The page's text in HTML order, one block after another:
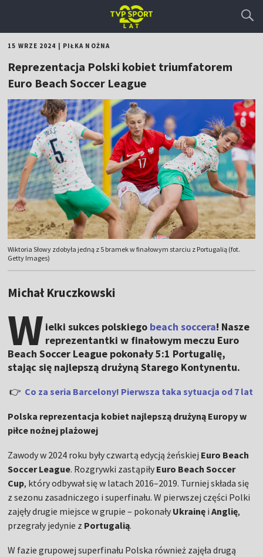
15 WRZE 2024 PIŁKA NOŻNA
Reprezentacja Polski kobiet triumfatorem
Euro Beach Soccer League
Wiktoria Słowy zdobyła jedną z 5 bramek w finałowym starciu z Portugalią (fot.
Getty Images)
Michał Kruczkowski
W ielki sukces polskiego beach soccera! Nasze
reprezentantki w finałowym meczu Euro
Beach Soccer League pokonały 5:1 Portugalię,
stając się najlepszą drużyną Starego Kontynentu.
👉 Co za seria Barcelony! Pierwsza taka sytuacja od 7 lat
Polska reprezentacja kobiet najlepszą drużyną Europy w
piłce nożnej plażowej
Zawody w 2024 roku były czwartą edycją żeńskiej Euro Beach
Soccer League. Rozgrywki zastąpiły Euro Beach Soccer
Cup, który odbywał się w latach 2016–2019. Turniej składa się
z sezonu zasadniczego i superfinału. W pierwszej części Polki
zajęły drugie miejsce w grupie – pokonały Ukrainę iAnglię,
przegrały jedynie z Portugalią.
W fazie grupowej superfinału Polska również zajęła drugą